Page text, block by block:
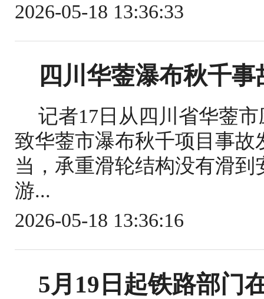
2026-05-18 13:36:33
四川华蓥瀑布秋千
记者17日从四川省华蓥
致华蓥市瀑布秋千项目事
当，承重滑轮结构没有滑
游...
2026-05-18 13:36:16
5月19日起铁路部门